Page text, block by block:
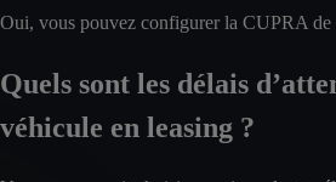
Oui, vous pouvez configurer la CUPRA de
Quels sont les délais
véhicule en leasing ?